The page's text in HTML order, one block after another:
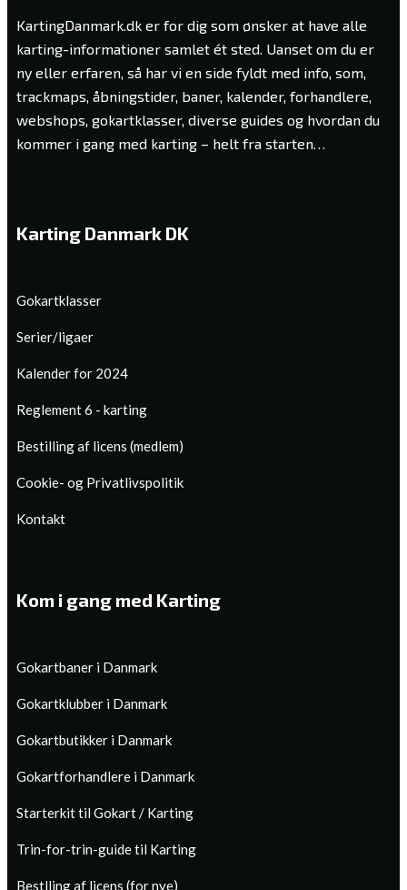
KartingDanmark.dk er for dig som ønsker at have alle
karting-informationer samlet ét sted. Uanset om du er
ny eller erfaren, så har vi en side fyldt med info, som,
trackmaps, åbningstider, baner, kalender, forhandlere,
webshops, gokartklasser, diverse guides og hvordan du
kommer i gang med karting – helt fra starten…
Karting Danmark DK
Gokartklasser
Serier/ligaer
Kalender for 2024
Reglement 6 - karting
Bestilling af licens (medlem)
Cookie- og Privatlivspolitik
Kontakt
Kom i gang med Karting
Gokartbaner i Danmark
Gokartklubber i Danmark
Gokartbutikker i Danmark
Gokartforhandlere i Danmark
Starterkit til Gokart / Karting
Trin-for-trin-guide til Karting
Bestlling af licens (for nye)